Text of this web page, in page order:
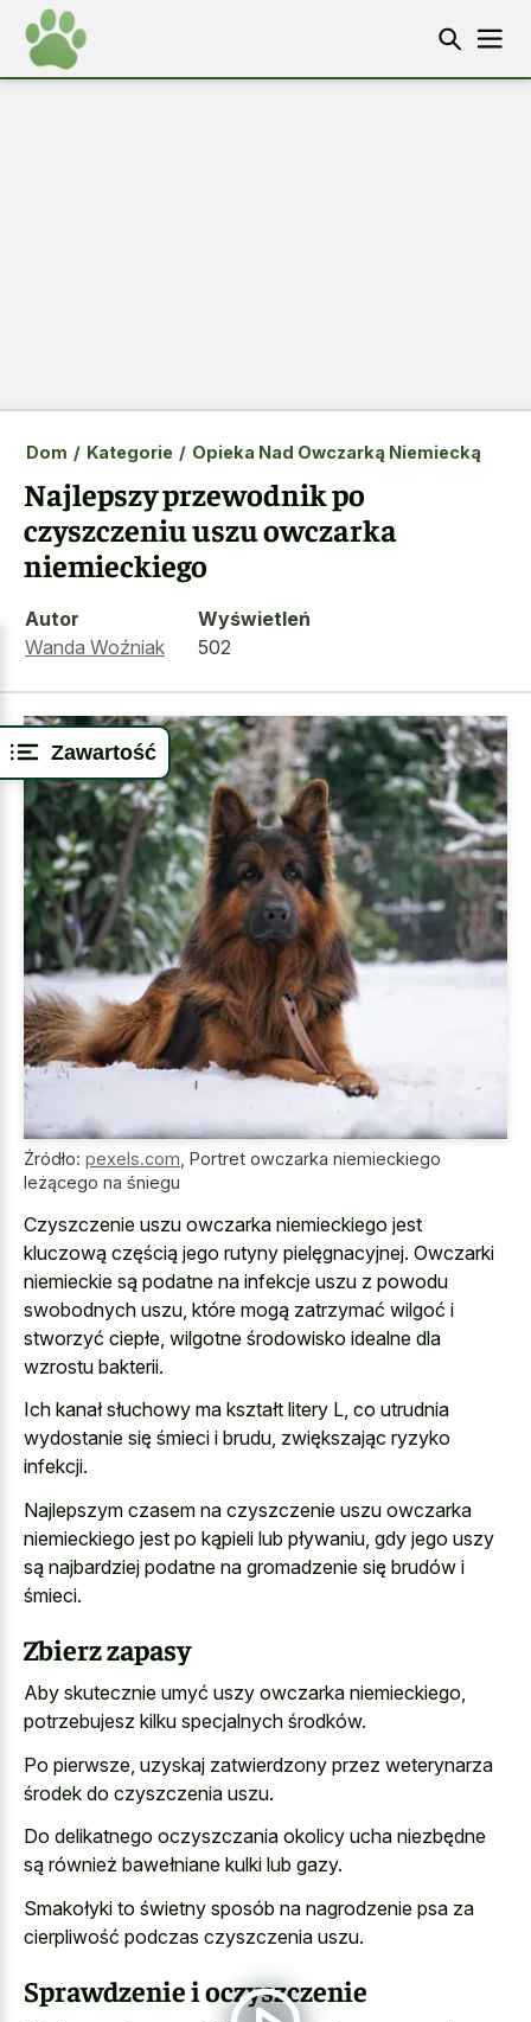
Zawartość
Dom / Kategorie / Opieka Nad Owczarką Niemiecką
Najlepszy przewodnik po
czyszczeniu uszu owczarka
niemieckiego
Autor
Wanda Woźniak
Wyświetleń
502
Źródło: pexels.com Portret owczarka niemieckiego
leżącego na śniegu
Czyszczenie uszu owczarka niemieckiego jest
kluczową częścią jego rutyny pielęgnacyjnej. Owczarki
niemieckie są podatne na infekcje uszu z powodu
swobodnych uszu , które mogą zatrzymać wilgoć i
stworzyć ciepłe, wilgotne środowisko idealne dla
wzrostu bakterii.
Ich kanał słuchowy ma kształt litery L, co utrudnia
wydostanie się śmieci i brudu, zwiększając ryzyko
infekcji.
Najlepszym czasem na czyszczenie uszu owczarka
niemieckiego jest po kąpieli lub pływaniu, gdy jego uszy
są najbardziej podatne na gromadzenie się brudów i
śmieci.
Zbierz zapasy
Aby skutecznie umyć uszy owczarka niemieckiego,
potrzebujesz kilku specjalnych środków.
Po pierwsze, uzyskaj zatwierdzony przez weterynarza
środek do czyszczenia uszu.
Do delikatnego oczyszczania okolicy ucha niezbędne
są również bawełniane kulki lub gazy.
Smakołyki to świetny sposób na nagrodzenie psa za
cierpliwość podczas czyszczenia uszu.
Sprawdzenie i oczyszczenie